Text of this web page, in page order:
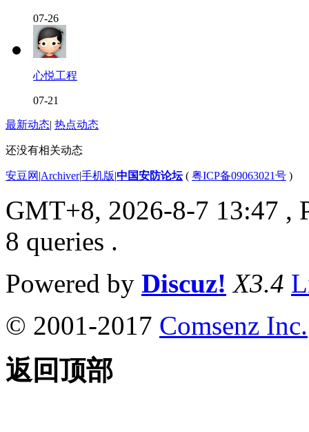
07-26
心悦工程
07-21
最新动态| 热点动态
还没有相关动态
安豆网 |Archiver|手机版|中国安防论坛( 粤ICP备09063021号 )
GMT+8, 2026-8-7 13:47 ,
8 queries .
Powered by Discuz! X3.4
© 2001-2017 Comsenz Inc.
返回顶部